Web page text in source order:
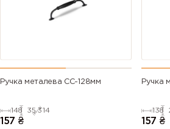
Ручка металева СС-128мм
148 35.314
157 ₴
Ручка
138
157 ₴